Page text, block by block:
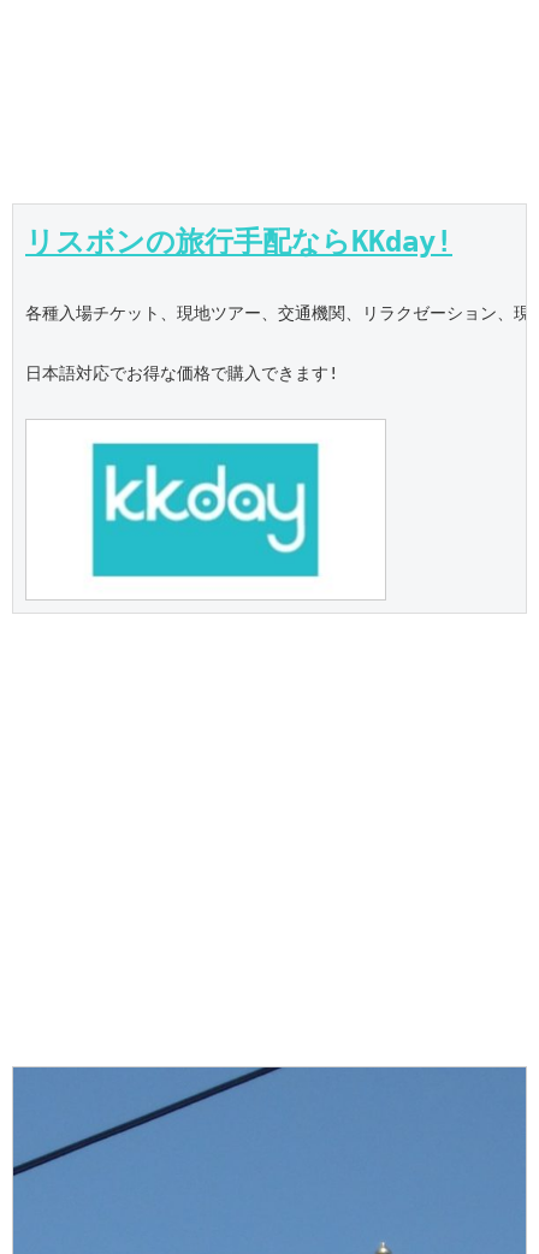
リスボンの旅行手配ならKKday!
各種入場チケット、現地ツアー、交通機関、リラクゼーション、現
日本語対応でお得な価格で購入できます!